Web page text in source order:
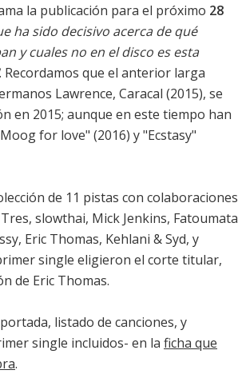
la publicación para el próximo 28
ha sido decisivo acerca de qué
y cuales no en el disco es esta
. Recordamos que el anterior larga
Lawrence, Caracal (2015), se
en 2015; aunque en este tiempo han
for love" (2016) y "Ecstasy"
de 11 pistas con colaboraciones
slowthai, Mick Jenkins, Fatoumata
Eric Thomas, Kehlani & Syd, y
single eligieron el corte titular,
de Eric Thomas.
portada, listado de canciones, y
single incluidos- en la ficha que
.